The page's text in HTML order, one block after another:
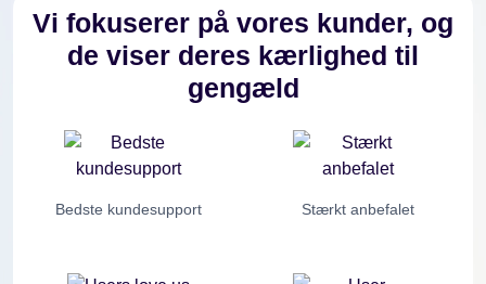
Vi fokuserer på vores kunder, og
de viser deres kærlighed til
gengæld
Bedste kundesupport Stærkt anbefalet